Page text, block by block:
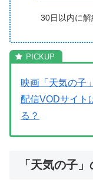
30日以内に解
映画「天気の子
配信VODサイト
る？
「天気の子